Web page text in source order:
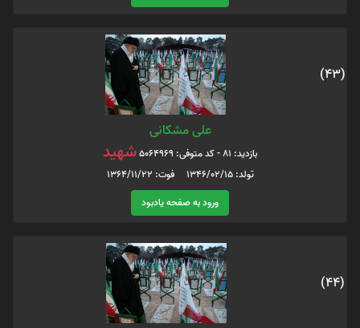
(43)
علی مشکانی
بازدید: 81 - کد متوفی: 5064969 شهید
تولد: 1346/02/15 فوت: 1364/11/22
ورود به صفحه یادبود
(44)